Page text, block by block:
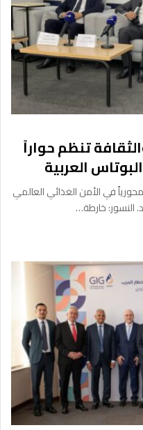
تنظم حواراً
العربية
في الأمن الغذائي العالمي
النسور: خارطة…